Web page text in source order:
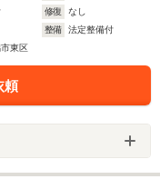
修復
なし
整備
法定整備付
東区
頼